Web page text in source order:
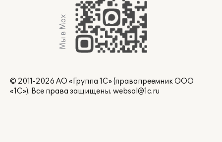
Мы в Max
© 2011-2026 АО «Группа 1С» (правопреемник ООО
«1С»). Все права защищены. websol@1c.ru